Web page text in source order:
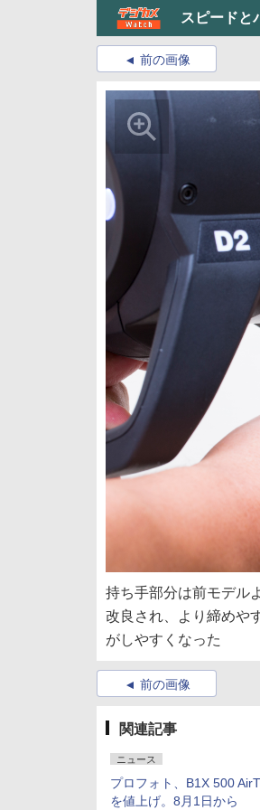
スピードと
前の画像
持ち手部分は前モデル
改良され、より締めや
がしやすくなった
前の画像
関連記事
ニュース
プロフォト、B1X 500
を値上げ。8月1日から